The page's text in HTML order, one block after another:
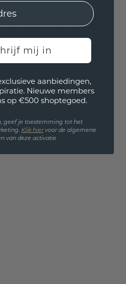
INSTAGRAM
mij in
aanbiedingen,
Nieuwe members
op €500 shoptegoed.
geef je toestemming tot het
Klik hiervoor de algemene
van deze activatie